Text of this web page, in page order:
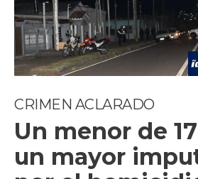
CRIMEN ACLARADO
Un menor de
un mayor